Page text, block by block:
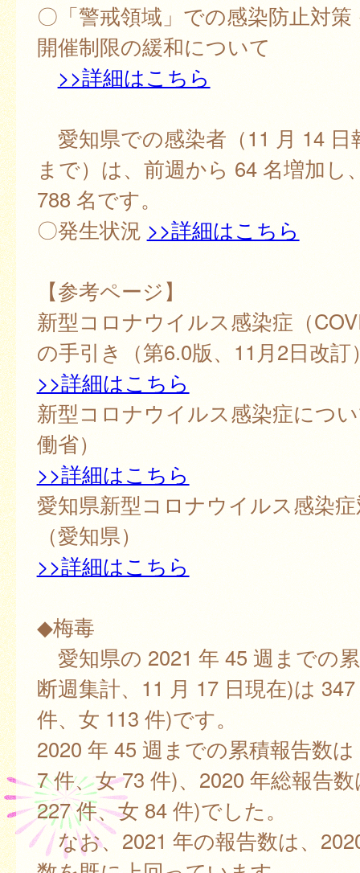
〇「警戒領域」での感染防止対
開催制限の緩和について
>>詳細はこちら
愛知県での感染者（11 月 14 日
まで）は、前週から 64 名増加し
788 名です。
〇発生状況 >>詳細はこちら
【参考ページ】
新型コロナウイルス感染症（
の手引き（第6.0版、11月2日改訂
>>詳細はこちら
新型コロナウイルス感染症につ
働省）
>>詳細はこちら
愛知県新型コロナウイルス感染
（愛知県）
>>詳細はこちら
◆梅毒
愛知県の 2021 年 45 週までの
断週集計、11 月 17 日現在)は
件、女 113 件)です。
2020 年 45 週までの累積報告数
7 件、女 73 件)、2020 年総報告
227 件、女 84 件)でした。
なお、2021 年の報告数は、